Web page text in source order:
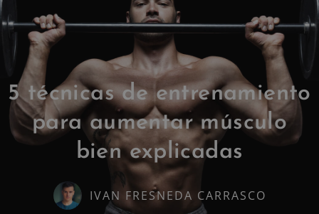
5 técnicas de entrenamiento
para aumentar músculo
bien explicadas
IVAN FRESNEDA CARRASCO